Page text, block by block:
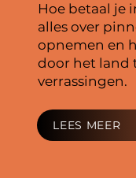
Hoe betaal je
alles over
opnemen en
door het land
verrassingen.
LEES MEER